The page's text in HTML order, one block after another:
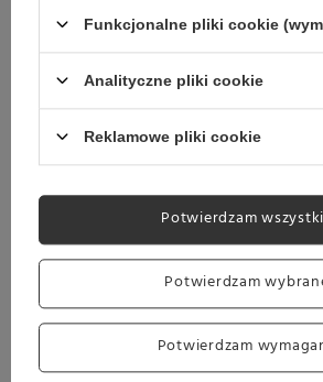
Towar
Darmowa
Sprawdź
Wybrane specjalnie
Okazja
Funkcjonalne pliki cookie
Analityczne pliki cookie
Reklamowe pliki cookie
Potwierdzam
Potwierdzam
Potwierdzam